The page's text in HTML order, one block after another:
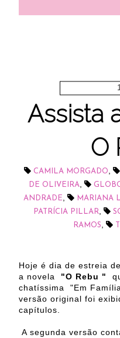
Assista
O
CAMILA MORGADO,
DE OLIVEIRA,
ANDRADE, MARIANA
PATRÍCIA PILLAR,
RAMOS,
Hoje é dia de estreia
a novela
"O Rebu "
chatíssima "Em
versão original foi
capítulos.
A segunda versão